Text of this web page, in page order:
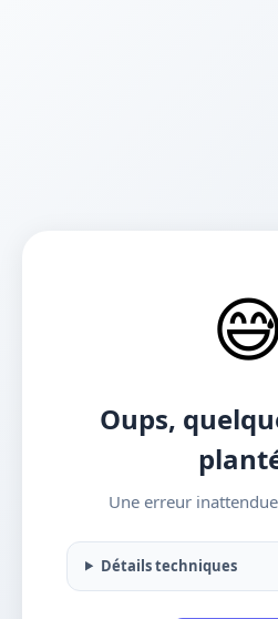
Oups,
Une erreur
Détails techniques